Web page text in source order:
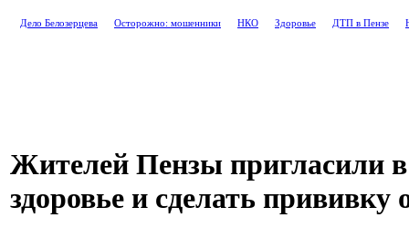
Дело Белозерцева Осторожно: мошенники НКО Здоровье ДТП в Пензе
Жителей Пензы пригласили
здоровье и сделать прививку